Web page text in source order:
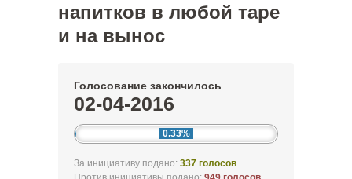
напитков в любой таре
и на вынос
Голосование закончилось
02-04-2016
0.33%
За инициативу подано: 337 голосов